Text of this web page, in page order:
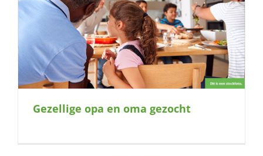
Gezellige opa en oma gezocht